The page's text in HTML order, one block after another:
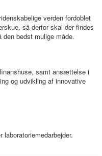
verden fordoblet
så derfor skal der findes
bedst mulige måde.
samt ansættelse i
og udvikling af innovative